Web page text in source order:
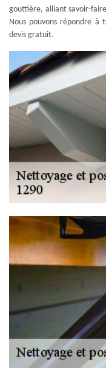
gouttière, alliant savoir-
Nous pouvons répondre à
devis gratuit.